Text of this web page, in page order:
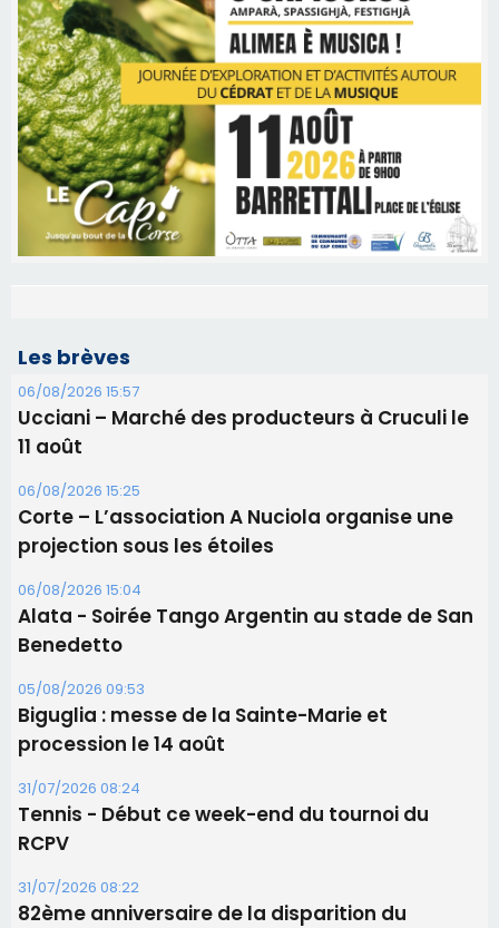
Les brèves
06/08/2026 15:57
Ucciani – Marché des producteurs à Cruculi le
11 août
06/08/2026 15:25
Corte – L’association A Nuciola organise une
projection sous les étoiles
06/08/2026 15:04
Alata - Soirée Tango Argentin au stade de San
Benedetto